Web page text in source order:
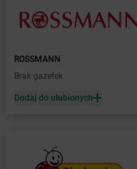
Żabka Białystok
Żabka Bibice
Żabka Biecz
Żabka Biedrusko
Żabka Bielany Wrocławskie
Bielsk Podlaski
ROSSMANN
Brak gazetek
Dodaj do ulubionych